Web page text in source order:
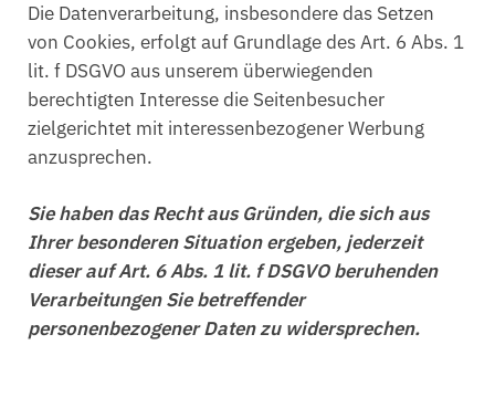
Die Datenverarbeitung, insbesondere das Setzen
von Cookies, erfolgt auf Grundlage des Art. 6 Abs. 1
lit. f DSGVO aus unserem überwiegenden
berechtigten Interesse die Seitenbesucher
zielgerichtet mit interessenbezogener Werbung
anzusprechen.
Sie haben das Recht aus Gründen, die sich aus
Ihrer besonderen Situation ergeben, jederzeit
dieser auf Art. 6 Abs. 1 lit. f DSGVO beruhenden
Verarbeitungen Sie betreffender
personenbezogener Daten zu widersprechen.